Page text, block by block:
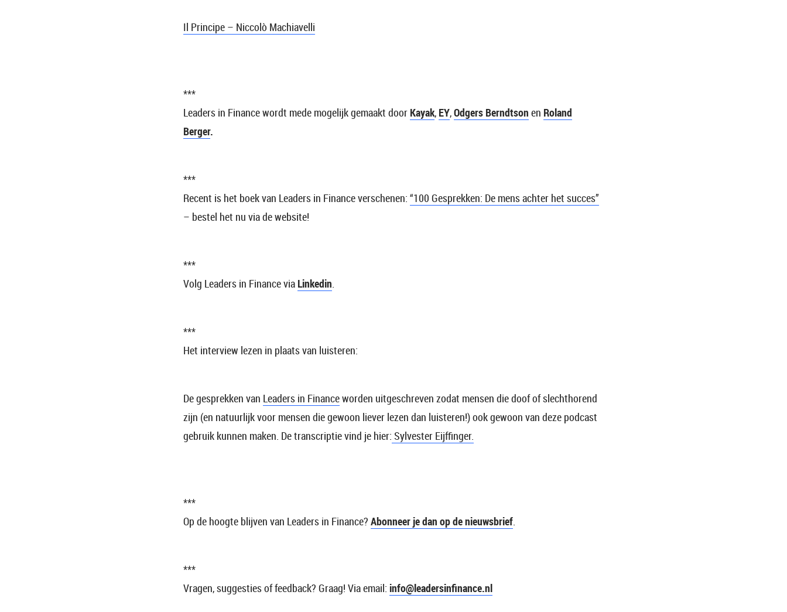
Il Principe – Niccolò Machiavelli
***
Leaders in Finance wordt mede mogelijk gemaakt door Kayak, EY,Odgers Berndtson en Roland
Berger.
***
Recent is het boek van Leaders in Finance verschenen: “100 Gesprekken: De mens achter het succes”
– bestel het nu via de website!
***
Volg Leaders in Finance via Linkedin.
***
Het interview lezen in plaats van luisteren:
De gesprekken van Leaders in Financeworden uitgeschreven zodat mensen die doof of slechthorend
zijn (en natuurlijk voor mensen die gewoon liever lezen dan luisteren!) ook gewoon van deze podcast
gebruik kunnen maken. De transcriptie vind je hier: Sylvester Eijffinger.
***
Op de hoogte blijven van Leaders in Finance? Abonneer je dan op de nieuwsbrief.
***
Vragen, suggesties of feedback? Graag! Via email: info@leadersinfinance.nl